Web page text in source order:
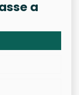
a